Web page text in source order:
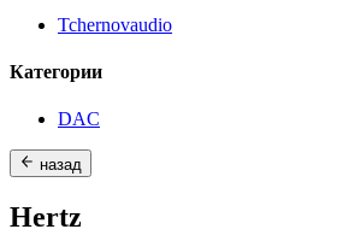
Tchernovaudio
Категории
DAC
назад
Hertz